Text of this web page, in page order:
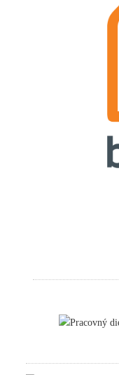
Pracovný